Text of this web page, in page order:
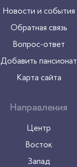
Новости и события
Обратная связь
Вопрос-ответ
Добавить пансионат
Карта сайта
Направления
Центр
Восток
Запад